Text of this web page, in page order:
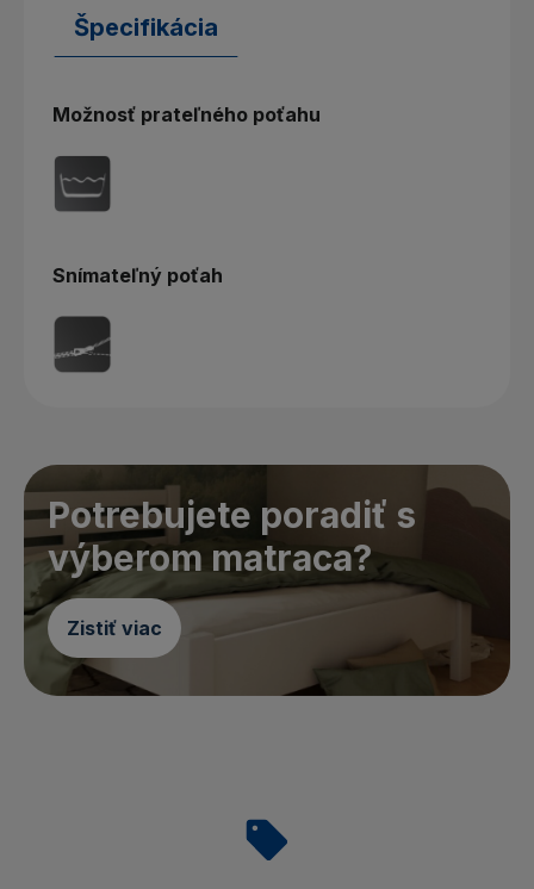
Špecifikácia
Možnosť prateľného poťahu
Snímateľný poťah
Potrebujete poradiť s
výberom matraca?
Zistiť viac